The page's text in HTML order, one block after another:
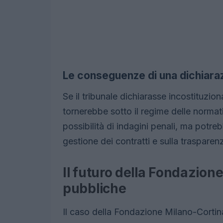
Le conseguenze di una
Se il tribunale dichiarasse
tornerebbe sotto il regime delle
possibilità di indagini penali, ma
gestione dei contratti e sulla
Il futuro della
pubbliche
Il caso della Fondazione Milano-